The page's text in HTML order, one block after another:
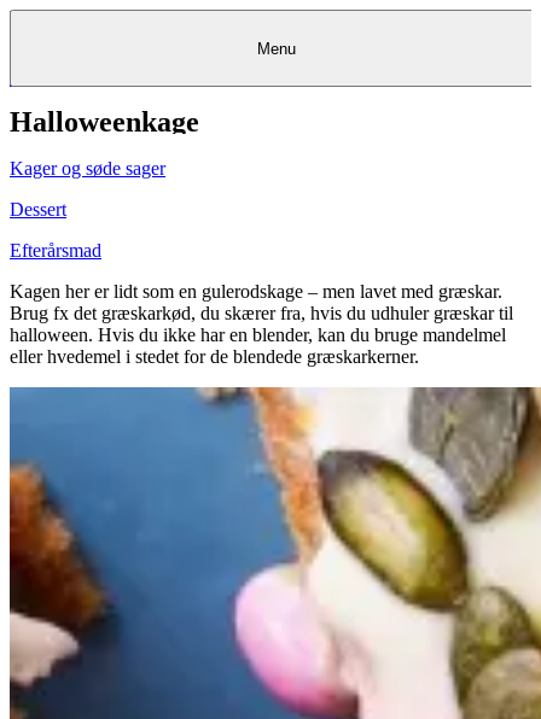
KantineKantineKantine
FrokostordningFrokostordning
Catering
Catering
MadkurserMadkurser
& Teambuilding
Opskrifter
RestauranterRestauranter
Bagerier
Foodservice
DetailDetailDetail
Projekter
rådgivning
Eventkalender
KøbKøbgavekortgavekort
KundeserviceKundeservice
Menu
Halloweenkage
Kager og søde sager
Dessert
Efterårsmad
Kagen her er lidt som en gulerodskage – men lavet med græskar.
Brug fx det græskarkød, du skærer fra, hvis du udhuler græskar til
halloween. Hvis du ikke har en blender, kan du bruge mandelmel
eller hvedemel i stedet for de blendede græskarkerner.